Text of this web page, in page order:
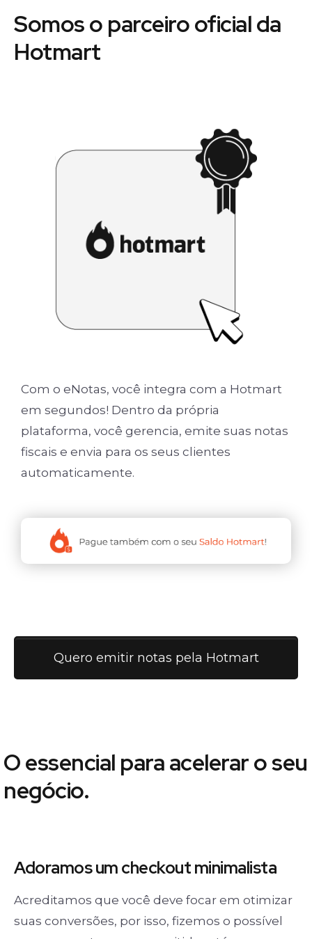
Somos o parceiro oficial da
Hotmart
Com o eNotas, você integra com a Hotmart
em segundos! Dentro da própria
plataforma, você gerencia, emite suas notas
fiscais e envia para os seus clientes
automaticamente.
Quero emitir notas pela Hotmart
O essencial para acelerar o seu
negócio.
Adoramos umcheckout minimalista
Acreditamos que você deve focar em otimizar
suas conversões, por isso, fizemos o possível